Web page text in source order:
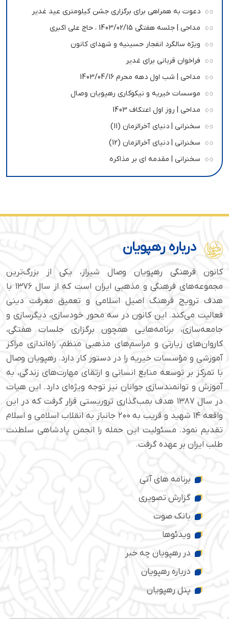
دعوت به همراهی برای برگزاری جشن کیلومتری عید غدیر
مداحی | جلسه هفتگی 1403/02/15 ، حاج علی اکبری
ویژه سالگرد انفجار حسینیه و شهدای کانون
فراخوان قربانی برای غدیر
مداحی | شب اول دهه محرم 1403/04/16
موسسات خیریه و نیکوکاری رهپویان وصال
مداحی | روز اول اعتکاف 1403
سخنرانی | دنیای آخرالزمان (11)
سخنرانی | دنیای آخرالزمان (12)
سخنرانی | مقدمه ای بر مذاکره
درباره رهپویان
کانون فرهنگی رهپویان وصال شیراز، یکی از بزرگ‌ترین
مجموعه‌های فرهنگی و مذهبی ایران است که از سال ۱۳۷۶ با
هدف ترویج فرهنگ اصیل اسلامی و تعمیق معرفت دینی
فعالیت می‌کند. این کانون در سه محور خودسازی، دیگرسازی و
جامعه‌سازی، برنامه‌هایی همچون برگزاری جلسات هفتگی،
کاروان‌های زیارتی و مراسم‌های مذهبی منظم، راه‌اندازی مراکز
آموزشی و مؤسسات خیریه را در دستور کار دارد. رهپویان وصال
با تمرکز بر توسعه منابع انسانی و ارتقای مهارت‌های زندگی، به
آموزش و توانمندسازی جوانان نیز توجه ویژه‌ای دارد. این هیات
در سال ۱۳۸۷ هدف بمب‌گذاری تروریستی قرار گرفت که در این
واقعه ۱۴ شهید و قریب به ۲۰۰ جانباز به انقلاب اسلامی و اسلام
تقدیم نمود. مسئولیت این حمله را انجمن پادشاهی سلطنت
طلب ایران بر عهده گرفت.
برنامه های آتی
گزارش تصویری
بانک صوت
ویدئوها
در رهپویان چه خبر
درباره رهپویان
پنل رهپویان